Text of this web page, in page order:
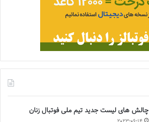
چالش هاى ليست جدید تيم ملى فوتبال زنان